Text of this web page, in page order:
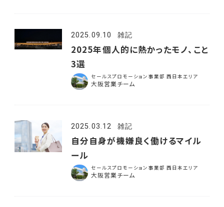
2025.09.10 雑記
2025年個人的に熱かったモノ、こと
3選
セールスプロモーション事業部 西日本エリア
大阪営業チーム
2025.03.12 雑記
自分自身が機嫌良く働けるマイル
ール
セールスプロモーション事業部 西日本エリア
大阪営業チーム